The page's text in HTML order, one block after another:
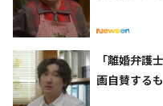
「離婚弁護
画自賛する